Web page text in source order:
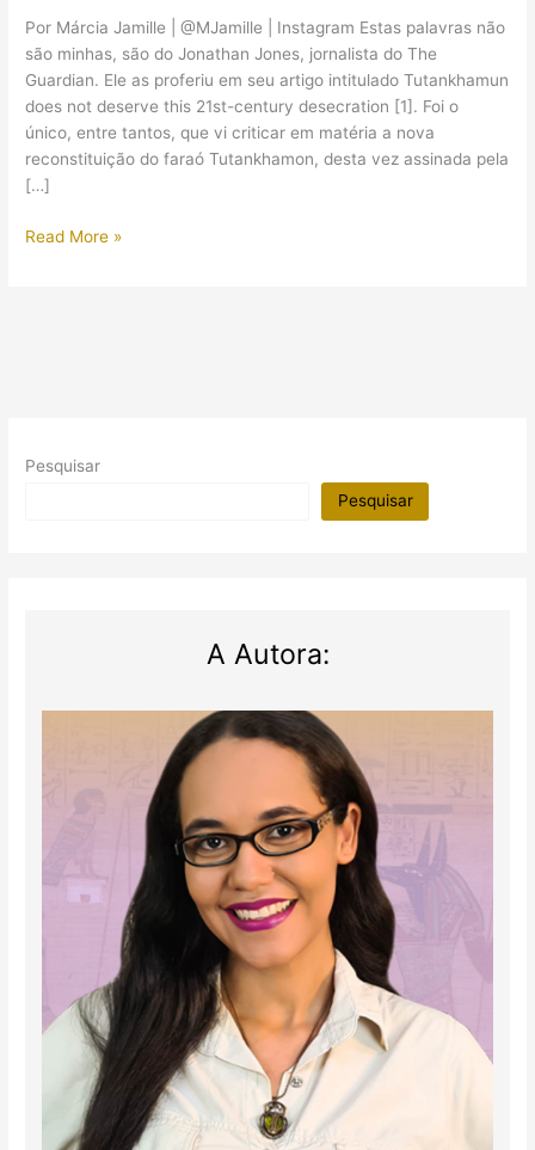
Por Márcia Jamille | @MJamille | Instagram Estas palavras não
são minhas, são do Jonathan Jones, jornalista do The
Guardian. Ele as proferiu em seu artigo intitulado Tutankhamun
does not deserve this 21st-century desecration [1]. Foi o
único, entre tantos, que vi criticar em matéria a nova
reconstituição do faraó Tutankhamon, desta vez assinada pela
[…]
“Tutankhamon
Read More »
Pesquisar
Pesquisar
A Autora: